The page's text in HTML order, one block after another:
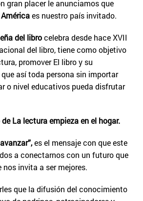
gran placer le anunciamos que
es nuestro país invitado.
del librocelebra desde hace XVII
del libro, tiene como objetivo
promover El libro y su
así toda persona sin importar
o nivel educativos pueda disfrutar
La lectura empieza en el hogar.
es el mensaje con que este
a conectarnos con un futuro que
nos invita a ser mejores.
que la difusión del conocimiento